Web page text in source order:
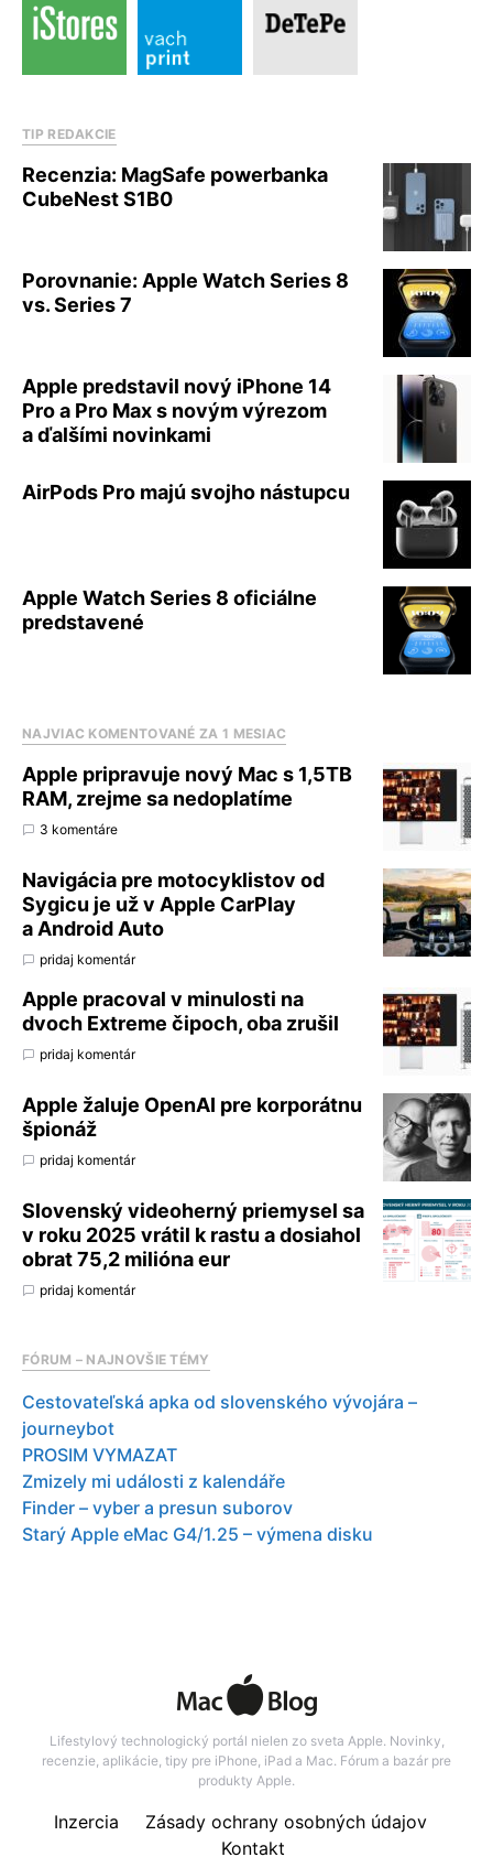
TIP REDAKCIE
Recenzia: MagSafe powerbanka
CubeNest S1B0
Porovnanie: Apple Watch Series 8
vs. Series 7
Apple predstavil nový iPhone 14
Pro a Pro Max s novým výrezom
a ďalšími novinkami
AirPods Pro majú svojho nástupcu
Apple Watch Series 8 oficiálne
predstavené
NAJVIAC KOMENTOVANÉ ZA 1 MESIAC
Apple pripravuje nový Mac s 1,5TB
RAM, zrejme sa nedoplatíme
3 komentáre
Navigácia pre motocyklistov od
Sygicu je už v Apple CarPlay
a Android Auto
pridaj komentár
Apple pracoval v minulosti na
dvoch Extreme čipoch, oba zrušil
pridaj komentár
Apple žaluje OpenAI pre korporátnu
špionáž
pridaj komentár
Slovenský videoherný priemysel sa
v roku 2025 vrátil k rastu a dosiahol
obrat 75,2 milióna eur
pridaj komentár
FÓRUM – NAJNOVŠIE TÉMY
Cestovateľská apka od slovenského vývojára –
journeybot
PROSIM VYMAZAT
Zmizely mi události z kalendáře
Finder – vyber a presun suborov
Starý Apple eMac G4/1.25 – výmena disku
Lifestylový technologický portál nielen zo sveta Apple. Novinky,
recenzie, aplikácie, tipy pre iPhone, iPad a Mac. Fórum a bazár pre
produkty Apple.
Inzercia
Zásady ochrany osobných údajov
Kontakt